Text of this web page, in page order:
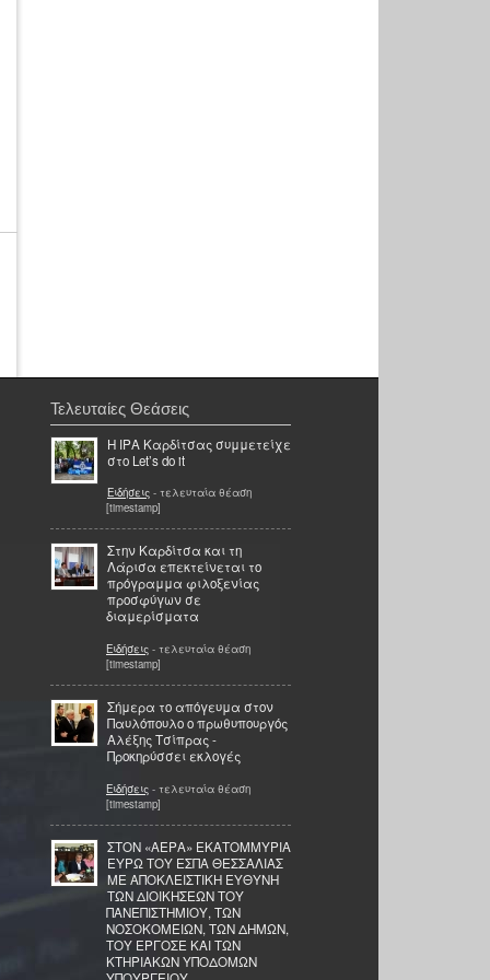
Τελευταίες Θεάσεις
H ΙΡΑ Καρδίτσας συμμετείχε
στο Let’s do it
Ειδήσεις - τελευταία θέαση
[timestamp]
Στην Καρδίτσα και τη
Λάρισα επεκτείνεται το
πρόγραμμα φιλοξενίας
προσφύγων σε
διαμερίσματα
Ειδήσεις - τελευταία θέαση
[timestamp]
Σήμερα το απόγευμα στον
Παυλόπουλο ο πρωθυπουργός
Αλέξης Τσίπρας -
Προκηρύσσει εκλογές
Ειδήσεις - τελευταία θέαση
[timestamp]
ΣΤΟΝ «ΑΕΡΑ» ΕΚΑΤΟΜΜΥΡΙΑ
ΕΥΡΩ ΤΟΥ ΕΣΠΑ ΘΕΣΣΑΛΙΑΣ
ΜΕ ΑΠΟΚΛΕΙΣΤΙΚΗ ΕΥΘΥΝΗ
ΤΩΝ ΔΙΟΙΚΗΣΕΩΝ ΤΟΥ
ΠΑΝΕΠΙΣΤΗΜΙΟΥ, ΤΩΝ
ΝΟΣΟΚΟΜΕΙΩΝ, ΤΩΝ ΔΗΜΩΝ,
ΤΟΥ ΕΡΓΟΣΕ ΚΑΙ ΤΩΝ
ΚΤΗΡΙΑΚΩΝ ΥΠΟΔΟΜΩΝ